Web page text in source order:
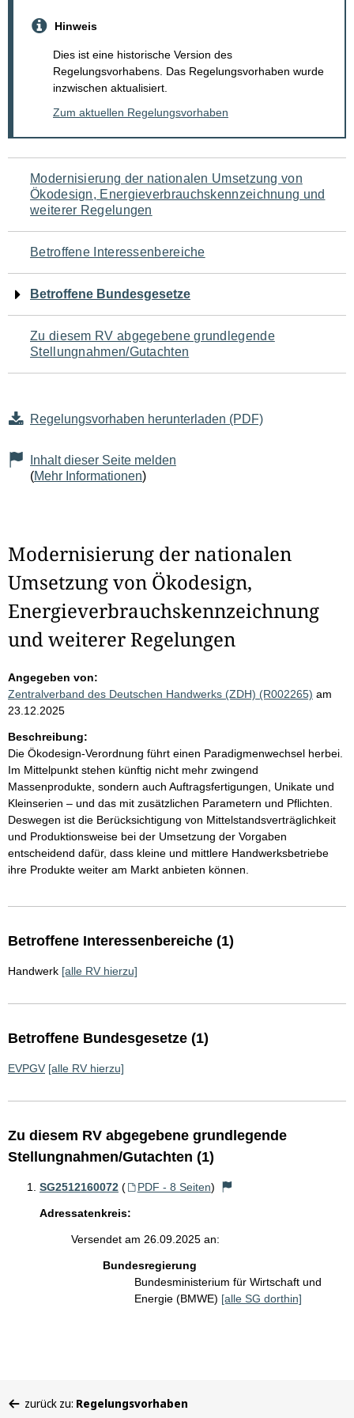
Hinweis
Dies ist eine historische Version des
Regelungsvorhabens. Das Regelungsvorhaben wurde
inzwischen aktualisiert.
Zum aktuellen Regelungsvorhaben
Navigation
für
den
Seiteninhalt
Modernisierung der nationalen Umsetzung von
Ökodesign, Energieverbrauchskennzeichnung und
weiterer Regelungen
Betroffene Interessenbereiche
Betroffene Bundesgesetze
Zu diesem RV abgegebene grundlegende
Stellungnahmen/Gutachten
Regelungsvorhaben herunterladen (PDF)
Inhalt dieser Seite melden
(Mehr Informationen)
Modernisierung der nationalen
Umsetzung von Ökodesign,
Energieverbrauchskennzeichnung
und weiterer Regelungen
Angegeben von:
Zentralverband des Deutschen Handwerks (ZDH) (R002265) am
23.12.2025
Beschreibung:
Die Ökodesign-Verordnung führt einen Paradigmenwechsel herbei.
Im Mittelpunkt stehen künftig nicht mehr zwingend
Massenprodukte, sondern auch Auftragsfertigungen, Unikate und
Kleinserien – und das mit zusätzlichen Parametern und Pflichten.
Deswegen ist die Berücksichtigung von Mittelstandsverträglichkeit
und Produktionsweise bei der Umsetzung der Vorgaben
entscheidend dafür, dass kleine und mittlere Handwerksbetriebe
ihre Produkte weiter am Markt anbieten können.
Betroffene Interessenbereiche (1)
Handwerk [alle RV hierzu]
Betroffene Bundesgesetze (1)
EVPGV [alle RV hierzu]
Zu diesem RV abgegebene grundlegende
Stellungnahmen/Gutachten (1)
SG2512160072 ( PDF - 8 Seiten)
Adressatenkreis:
Versendet am 26.09.2025 an:
Bundesregierung
Bundesministerium für Wirtschaft und
Energie (BMWE) [alle SG dorthin]
befinden
zurück zu: Regelungsvorhaben